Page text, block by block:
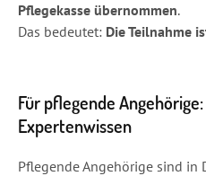
Pflegekasse übernommen.
Das bedeutet: Die Teilnahme
Für pflegende
Expertenwissen
Pflegende Angehörige sind in